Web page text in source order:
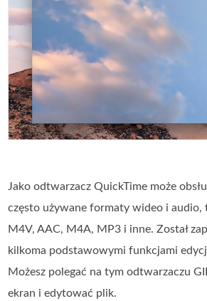
Jako odtwarzacz QuickTime może
często używane formaty wideo i audio,
M4V, AAC, M4A, MP3 i inne. Został
kilkoma podstawowymi funkcjami
Możesz polegać na tym odtwarzaczu
ekran i edytować plik.